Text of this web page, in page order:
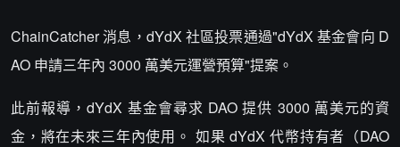
ChainCatcher 消息，dYdX 社區投票通過"dYdX 基金會向 D
AO 申請三年內 3000 萬美元運營預算"提案。
此前報導，dYdX 基金會尋求 DAO 提供 3000 萬美元的資
金，將在未來三年內使用。 如果 dYdX 代幣持有者（DAO